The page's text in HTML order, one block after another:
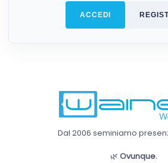
ACCEDI
Dal 2006 seminiamo
🌿 Ovunque.